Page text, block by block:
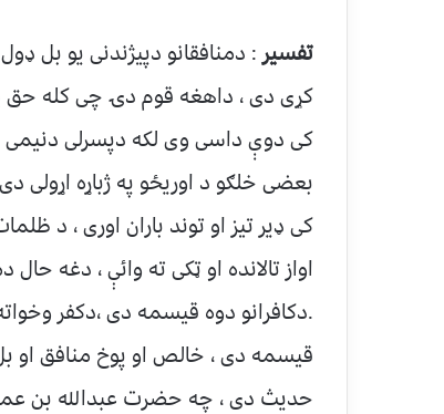
تفسیر : دمنافقانو دپیژندنی یو بل
کړی دی ، داهغه قوم دۍ چی کله حق
کی دوې داسی وی لکه دپسرلی دنیمی
بعضی خلګو د اوریځو په ژباړه اړولی
کی ډیر تیز او توند باران اوری ، د
اواز تالانده او ټکی ته وائې ، دغه
.دکافرانو دوه قیسمه دی ،دکفر
قیسمه دی ، خالص او پوخ منافق او
حدیث دی ، چه حضرت عبدالله بن